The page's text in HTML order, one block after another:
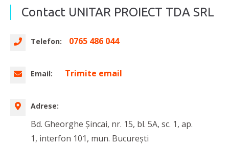
Contact UNITAR PROIECT TDA SRL
Telefon: 0765 486 044
Email: Trimite email
Adrese:
Bd. Gheorghe Șincai, nr. 15, bl. 5A, sc. 1, ap.
1, interfon 101, mun. București